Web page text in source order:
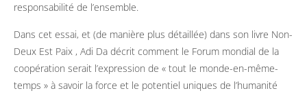
responsabilité de l’ensemble.
Dans cet essai, et (de manière plus détaillée) dans son livre Non-
Deux Est Paix , Adi Da décrit comment le Forum mondial de la
coopération serait l’expression de « tout le monde-en-même-
temps » à savoir la force et le potentiel uniques de l’humanité